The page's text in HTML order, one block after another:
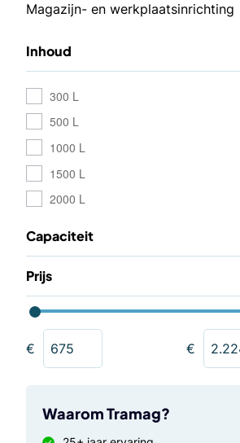
Magazijn- en werkplaatsinrichting
Inhoud
300 L
500 L
1000 L
1500 L
2000 L
Capaciteit
Prijs
€ €
Waarom Tramag?